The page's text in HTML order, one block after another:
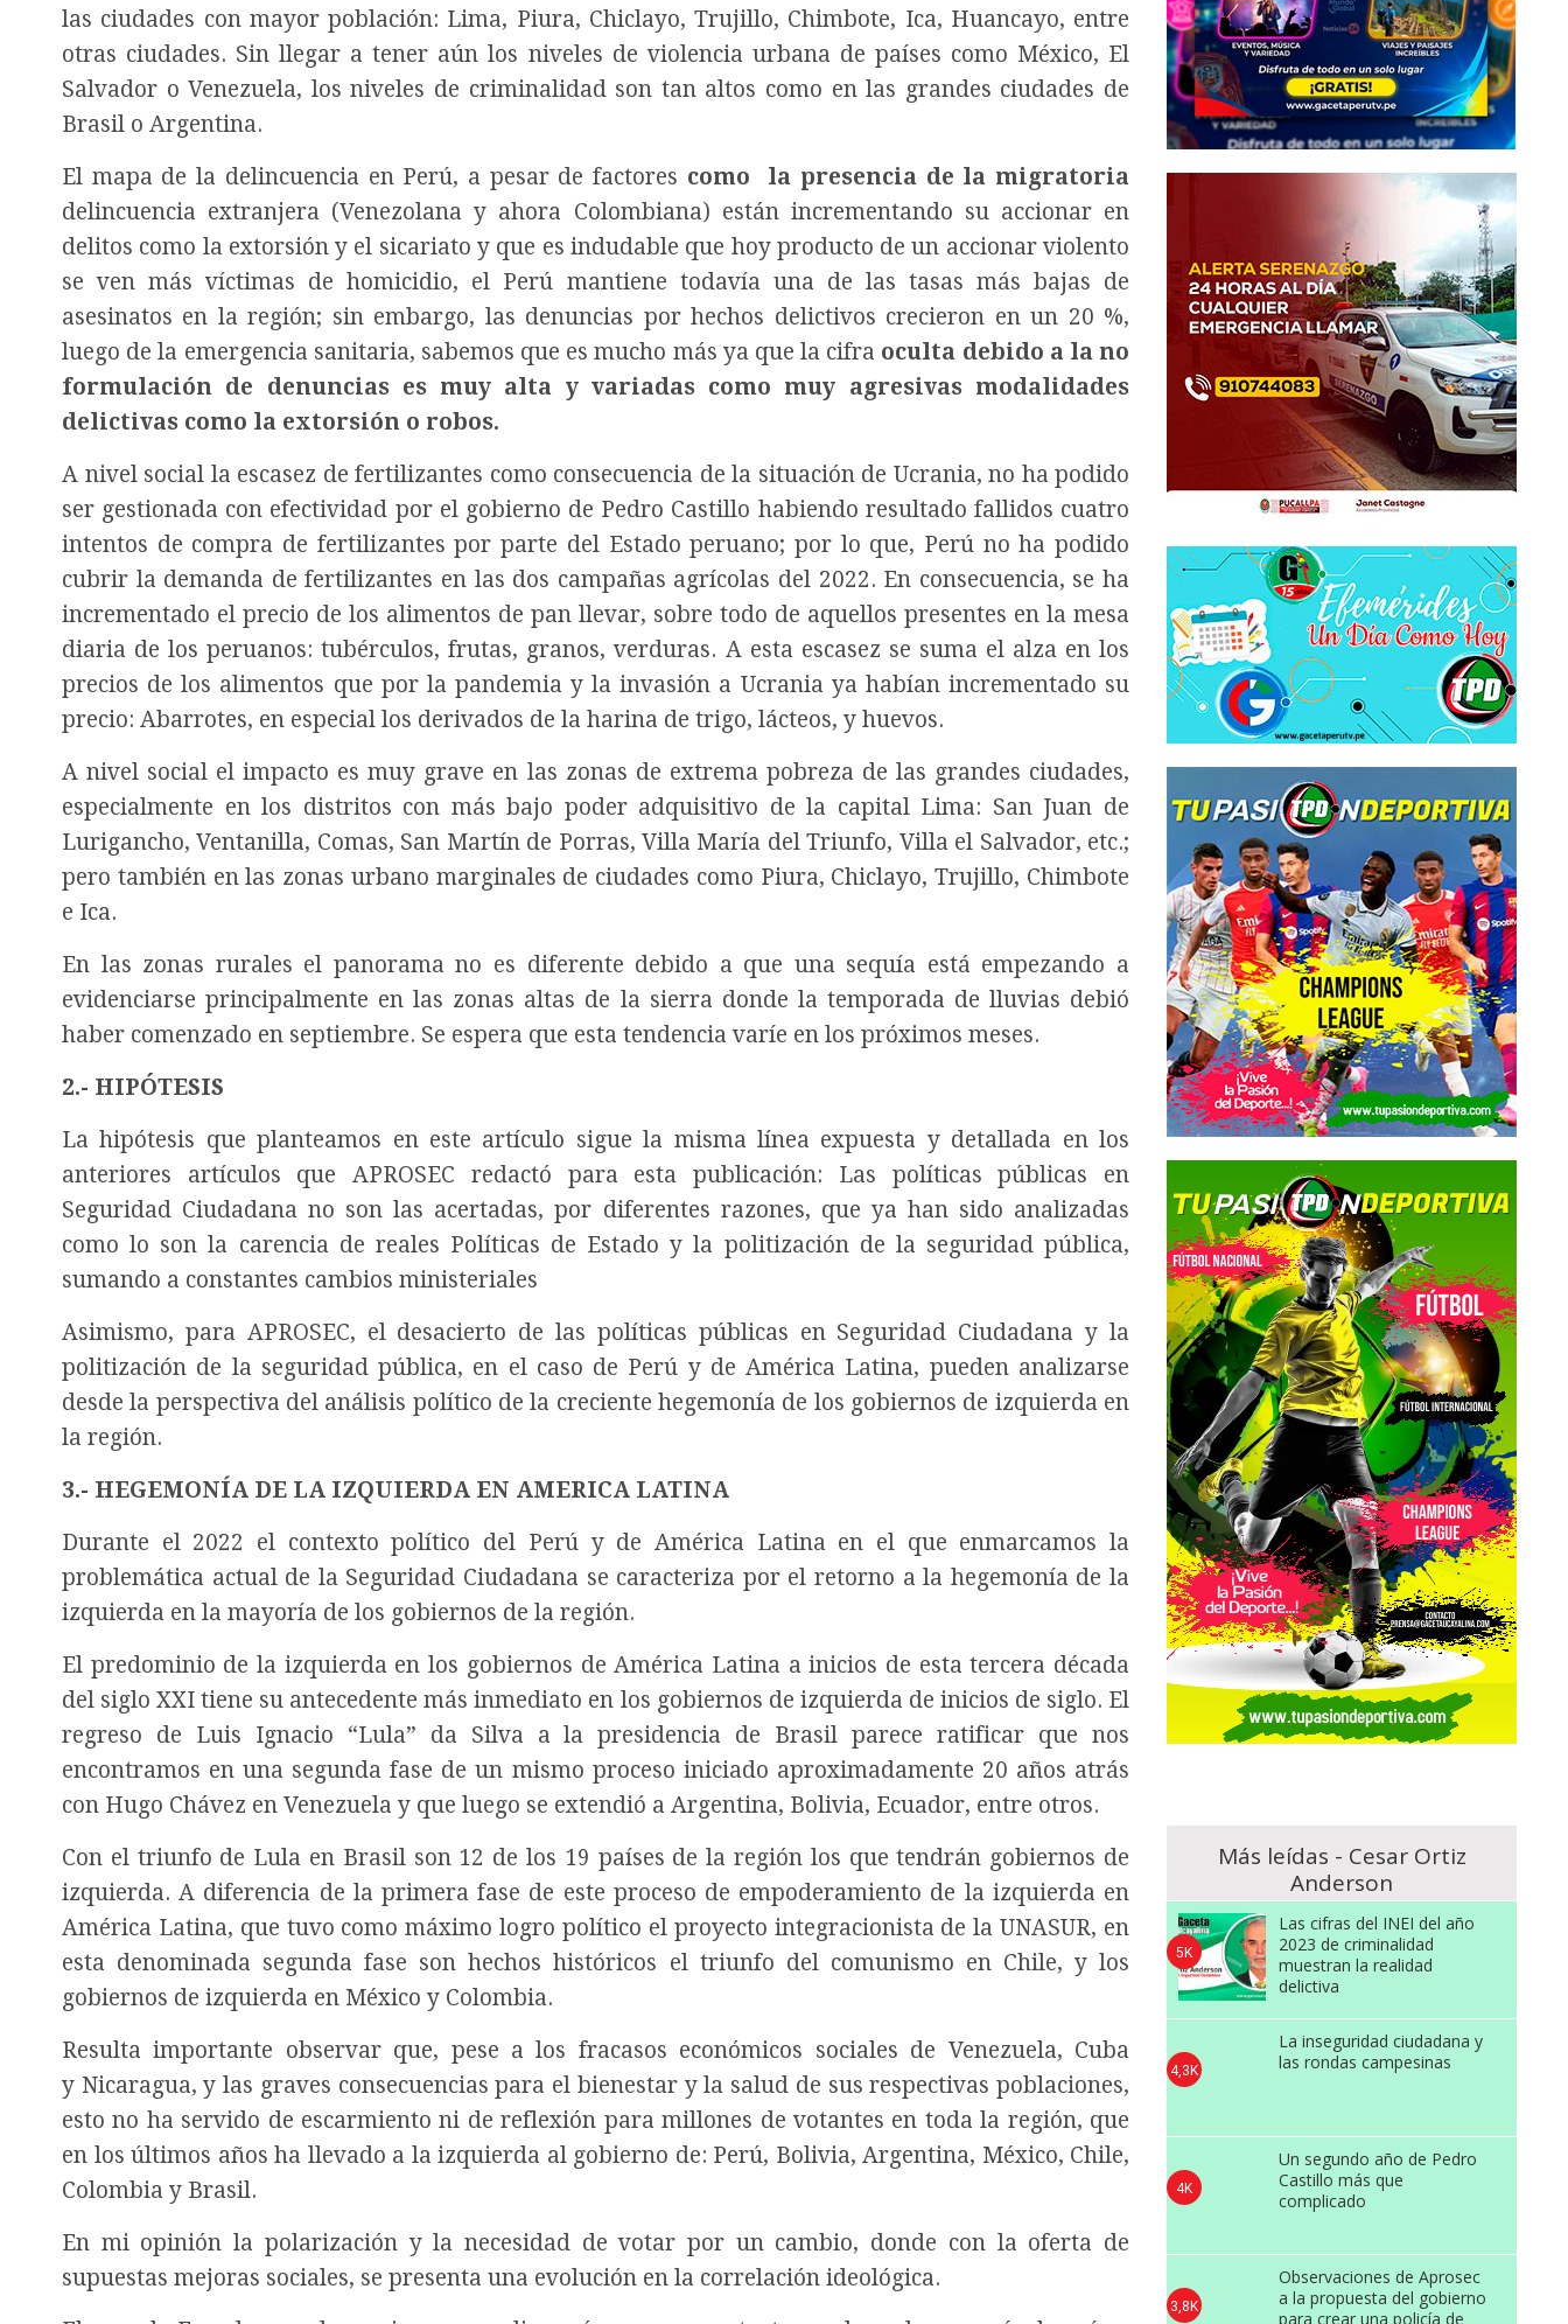
las ciudades con mayor población: Lima, Piura, Chiclayo, Trujillo, Chimbote, Ica, Huancayo, entre
otras ciudades. Sin llegar a tener aún los niveles de violencia urbana de países como México, El
Salvador o Venezuela, los niveles de criminalidad son tan altos como en las grandes ciudades de
Brasil o Argentina.
El mapa de la delincuencia en Perú, a pesar de factores como la presencia de la migratoria
delincuencia extranjera (Venezolana y ahora Colombiana) están incrementando su accionar en
delitos como la extorsión y el sicariato y que es indudable que hoy producto de un accionar violento
se ven más víctimas de homicidio, el Perú mantiene todavía una de las tasas más bajas de
asesinatos en la región; sin embargo, las denuncias por hechos delictivos crecieron en un 20 %,
luego de la emergencia sanitaria, sabemos que es mucho más ya que la cifra oculta debido a la no
formulación de denuncias es muy alta y variadas como muy agresivas modalidades
delictivas como la extorsión o robos.
A nivel social la escasez de fertilizantes como consecuencia de la situación de Ucrania, no ha podido
ser gestionada con efectividad por el gobierno de Pedro Castillo habiendo resultado fallidos cuatro
intentos de compra de fertilizantes por parte del Estado peruano; por lo que, Perú no ha podido
cubrir la demanda de fertilizantes en las dos campañas agrícolas del 2022. En consecuencia, se ha
incrementado el precio de los alimentos de pan llevar, sobre todo de aquellos presentes en la mesa
diaria de los peruanos: tubérculos, frutas, granos, verduras. A esta escasez se suma el alza en los
precios de los alimentos que por la pandemia y la invasión a Ucrania ya habían incrementado su
precio: Abarrotes, en especial los derivados de la harina de trigo, lácteos, y huevos.
A nivel social el impacto es muy grave en las zonas de extrema pobreza de las grandes ciudades,
especialmente en los distritos con más bajo poder adquisitivo de la capital Lima: San Juan de
Lurigancho, Ventanilla, Comas, San Martín de Porras, Villa María del Triunfo, Villa el Salvador, etc.;
pero también en las zonas urbano marginales de ciudades como Piura, Chiclayo, Trujillo, Chimbote
e Ica.
En las zonas rurales el panorama no es diferente debido a que una sequía está empezando a
evidenciarse principalmente en las zonas altas de la sierra donde la temporada de lluvias debió
haber comenzado en septiembre. Se espera que esta tendencia varíe en los próximos meses.
2.- HIPÓTESIS
La hipótesis que planteamos en este artículo sigue la misma línea expuesta y detallada en los
anteriores artículos que APROSEC redactó para esta publicación: Las políticas públicas en
Seguridad Ciudadana no son las acertadas, por diferentes razones, que ya han sido analizadas
como lo son la carencia de reales Políticas de Estado y la politización de la seguridad pública,
sumando a constantes cambios ministeriales
Asimismo, para APROSEC, el desacierto de las políticas públicas en Seguridad Ciudadana y la
politización de la seguridad pública, en el caso de Perú y de América Latina, pueden analizarse
desde la perspectiva del análisis político de la creciente hegemonía de los gobiernos de izquierda en
la región.
3.- HEGEMONÍA DE LA IZQUIERDA EN AMERICA LATINA
Durante el 2022 el contexto político del Perú y de América Latina en el que enmarcamos la
problemática actual de la Seguridad Ciudadana se caracteriza por el retorno a la hegemonía de la
izquierda en la mayoría de los gobiernos de la región.
El predominio de la izquierda en los gobiernos de América Latina a inicios de esta tercera década
del siglo XXI tiene su antecedente más inmediato en los gobiernos de izquierda de inicios de siglo. El
regreso de Luis Ignacio “Lula” da Silva a la presidencia de Brasil parece ratificar que nos
encontramos en una segunda fase de un mismo proceso iniciado aproximadamente 20 años atrás
con Hugo Chávez en Venezuela y que luego se extendió a Argentina, Bolivia, Ecuador, entre otros.
Con el triunfo de Lula en Brasil son 12 de los 19 países de la región los que tendrán gobiernos de
izquierda. A diferencia de la primera fase de este proceso de empoderamiento de la izquierda en
América Latina, que tuvo como máximo logro político el proyecto integracionista de la UNASUR, en
esta denominada segunda fase son hechos históricos el triunfo del comunismo en Chile, y los
gobiernos de izquierda en México y Colombia.
Resulta importante observar que, pese a los fracasos económicos sociales de Venezuela, Cuba
y Nicaragua, y las graves consecuencias para el bienestar y la salud de sus respectivas poblaciones,
esto no ha servido de escarmiento ni de reflexión para millones de votantes en toda la región, que
en los últimos años ha llevado a la izquierda al gobierno de: Perú, Bolivia, Argentina, México, Chile,
Colombia y Brasil.
En mi opinión la polarización y la necesidad de votar por un cambio, donde con la oferta de
supuestas mejoras sociales, se presenta una evolución en la correlación ideológica.
Más leídas - Cesar Ortiz
Anderson
Las cifras del INEI del año
2023 de criminalidad
muestran la realidad
delictiva
5K
La inseguridad ciudadana y
las rondas campesinas
4,3K
Un segundo año de Pedro
Castillo más que
complicado
4K
Observaciones de Aprosec
a la propuesta del gobierno
para crear una policía de
3,8K